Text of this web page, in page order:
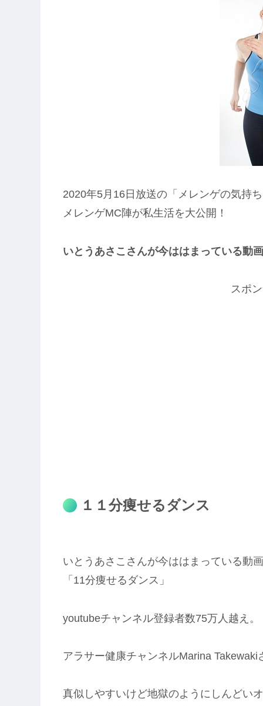
2020年5月16日放送の「メレンゲの気持
メレンゲMC陣が私生活を大公開！
いとうあさこさんが今ははまっている動
スポ
１１分痩せるダンス
いとうあさこさんが今ははまっている動
「11分痩せるダンス」
youtubeチャンネル登録者数75万人越え。
アラサー健康チャンネルMarina Takewaki
真似しやすいけど地獄のようにしんどい